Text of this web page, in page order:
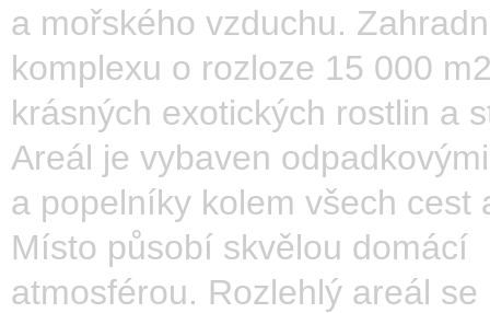
a mořského vzduchu.
komplexu o rozloze 15 000
krásných exotických rostlin a
Areál je vybaven
a popelníky kolem všech cest
Místo působí skvělou domácí
atmosférou. Rozlehlý areál se